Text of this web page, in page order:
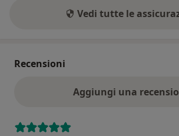
Vedi tutte le
Recensioni
Aggiungi una